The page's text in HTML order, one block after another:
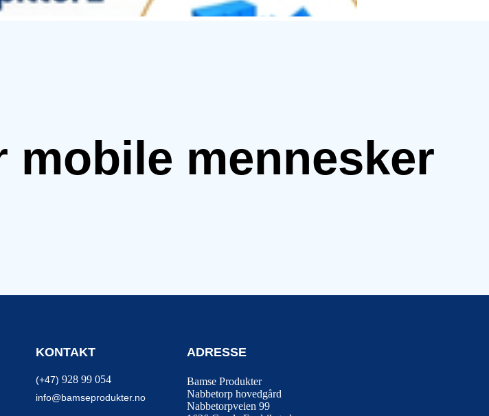
mobile mennesker
KONTAKT
(+47) 928 99 054
info@bamseprodukter.no
ADRESSE
Bamse Produkter
Nabbetorp hovedgård
Nabbetorpveien 99